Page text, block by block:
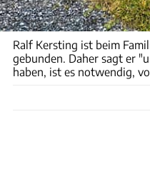
Ralf Kersting ist beim
gebunden. Daher sagt er
haben, ist es notwendig,